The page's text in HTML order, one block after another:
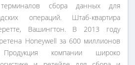
терминалов сбора данных для
операций. Штаб-квартира
Вашингтон. В 2013 году
Honeywell за 600 миллионов
компании широко